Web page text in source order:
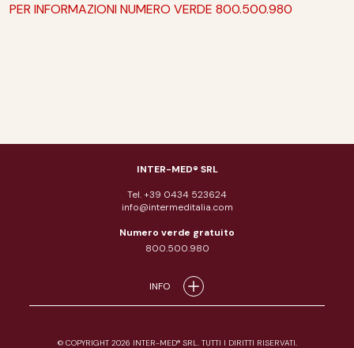
PER INFORMAZIONI NUMERO VERDE 800.500.980
INTER-MED® SRL
Tel. +39 0434 523624
info@intermeditalia.com
Numero verde gratuito
800.500.980
INFO
© COPYRIGHT 2026 INTER-MED® SRL. TUTTI I DIRITTI RISERVATI.